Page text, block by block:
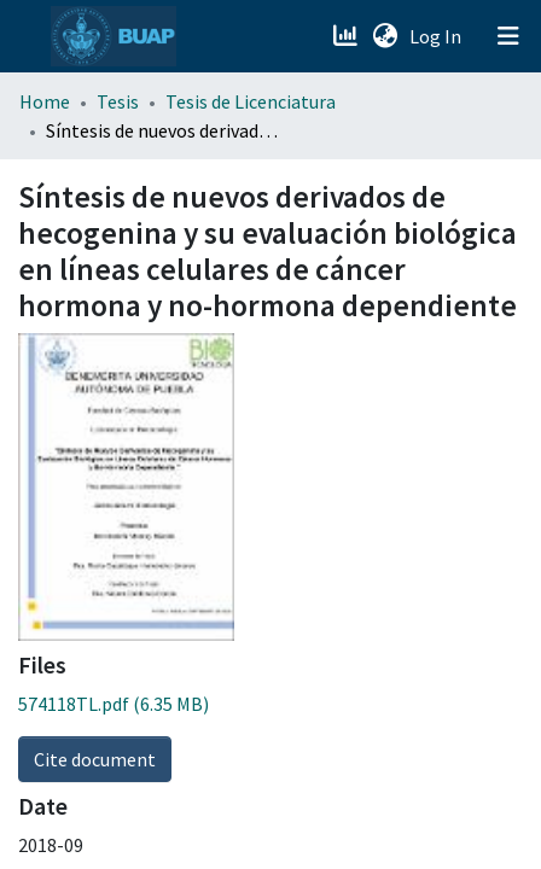
Log In (current)
menu.section.about_menu
Home Tesis
Tesis de Licenciatura
Síntesis de nuevos derivados de hecogenina y su evaluación biológica en líneas celulares de cáncer hormona y no-hormona dependiente
Síntesis de nuevos derivados de
hecogenina y su evaluación biológica
en líneas celulares de cáncer
hormona y no-hormona dependiente
Files
574118TL.pdf (6.35 MB)
Cite document
Date
2018-09